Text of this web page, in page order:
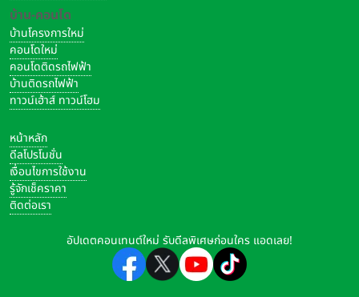
บ้าน-คอนโด
บ้านโครงการใหม่
คอนโดใหม่
คอนโดติดรถไฟฟ้า
บ้านติดรถไฟฟ้า
ทาวน์เฮ้าส์ ทาวน์โฮม
หน้าหลัก
ดีลโปรโมชั่น
เงื่อนไขการใช้งาน
รู้จักเช็คราคา
ติดต่อเรา
อัปเดตคอนเทนต์ใหม่ รับดีลพิเศษก่อนใคร แอดเลย!